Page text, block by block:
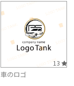
13
車のロゴ